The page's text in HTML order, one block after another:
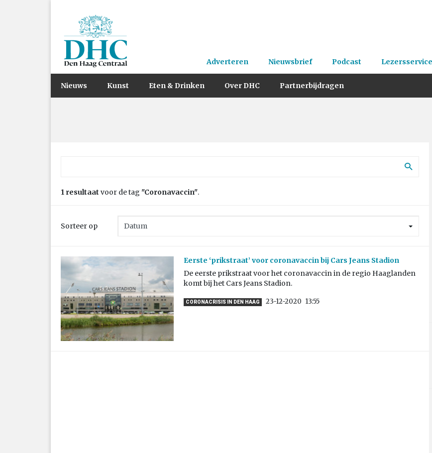
Adverteren Nieuwsbrief Podcast Lezersservice
Nieuws Kunst Eten & Drinken Over DHC Partnerbijdragen
1 resultaat voor de tag "Coronavaccin".
Sorteer op
Eerste ‘prikstraat’ voor coronavaccin bij Cars Jeans Stadion
De eerste prikstraat voor het coronavaccin in de regio Haaglanden
komt bij het Cars Jeans Stadion.
CORONACRISIS IN DEN HAAG 23-12-2020 13:55